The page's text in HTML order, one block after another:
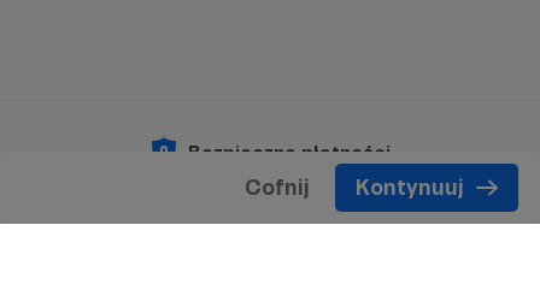
Cofnij Kontynuuj
Bezpieczne płatności